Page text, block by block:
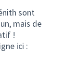
sont
mais de
!
ici :